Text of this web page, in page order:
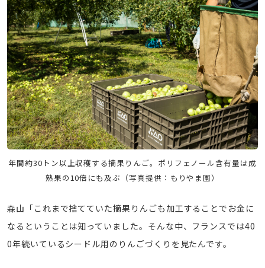
年間約30トン以上収穫する摘果りんご。ポリフェノール含有量は成
熟果の10倍にも及ぶ（写真提供：もりやま園）
森山「これまで捨てていた摘果りんごも加工することでお金に
なるということは知っていました。そんな中、フランスでは40
0年続いているシードル用のりんごづくりを見たんです。